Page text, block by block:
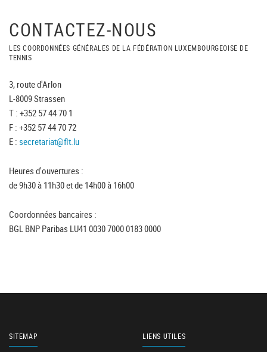
CONTACTEZ-NOUS
LES COORDONNÉES GÉNÉRALES DE LA FÉDÉRATION LUXEMBOURGEOISE DE
TENNIS
3, route d'Arlon
L-8009 Strassen
T : +352 57 44 70 1
F : +352 57 44 70 72
E : secretariat@flt.lu
Heures d'ouvertures :
de 9h30 à 11h30 et de 14h00 à 16h00
Coordonnées bancaires :
BGL BNP Paribas LU41 0030 7000 0183 0000
SITEMAP LIENS UTILES